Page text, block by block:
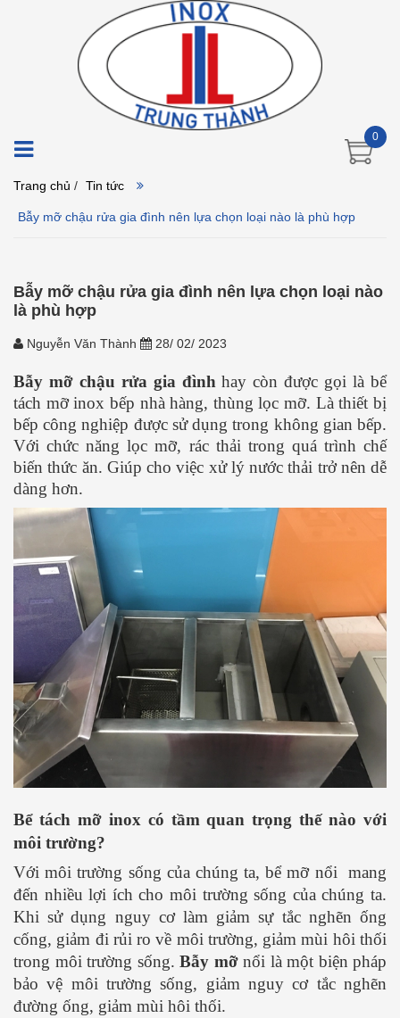
0
Trang chủ / Tin tức
Bẫy mỡ chậu rửa gia đình nên lựa chọn loại nào là phù hợp
Bẫy mỡ chậu rửa gia đình nên lựa chọn loại nào
là phù hợp
Nguyễn Văn Thành 28/ 02/ 2023
Bẫy mỡ chậu rửa gia đình hay còn được gọi là bể
tách mỡ inox bếp nhà hàng, thùng lọc mỡ. Là thiết bị
bếp công nghiệp được sử dụng trong không gian bếp.
Với chức năng lọc mỡ, rác thải trong quá trình chế
biến thức ăn. Giúp cho việc xử lý nước thải trở nên dễ
dàng hơn.
Bể tách mỡ inox có tầm quan trọng thế nào với
môi trường?
Với môi trường sống của chúng ta, bể mỡ nổi mang
đến nhiều lợi ích cho môi trường sống của chúng ta.
Khi sử dụng nguy cơ làm giảm sự tắc nghẽn ống
cống, giảm đi rủi ro về môi trường, giảm mùi hôi thối
trong môi trường sống. Bẫy mỡnổi là một biện pháp
bảo vệ môi trường sống, giảm nguy cơ tắc nghẽn
đường ống, giảm mùi hôi thối.